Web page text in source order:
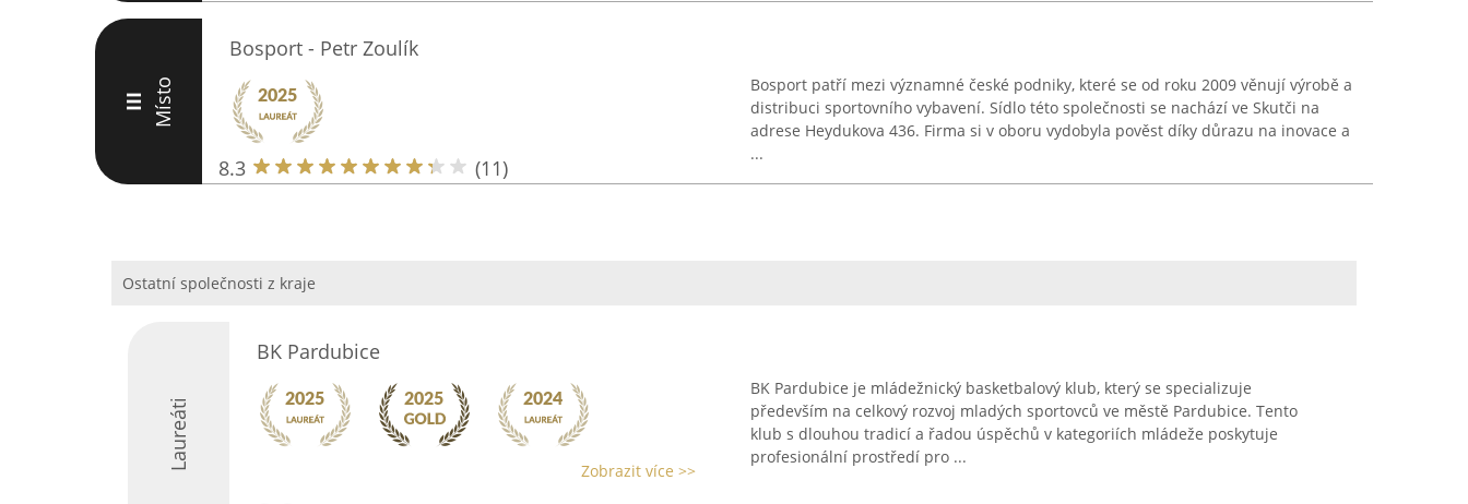
III Místo
Bosport - Petr Zoulík
8.3 (11)
Bosport patří mezi významné české podniky, které se od roku 2009 věnují výrobě a
distribuci sportovního vybavení. Sídlo této společnosti se nachází ve Skutči na
adrese Heydukova 436. Firma si v oboru vydobyla pověst díky důrazu na inovace a
...
Ostatní společnosti z kraje
Laureáti
BK Pardubice
Zobrazit více >>
BK Pardubice je mládežnický basketbalový klub, který se specializuje
především na celkový rozvoj mladých sportovců ve městě Pardubice. Tento
klub s dlouhou tradicí a řadou úspěchů v kategoriích mládeže poskytuje
profesionální prostředí pro ...